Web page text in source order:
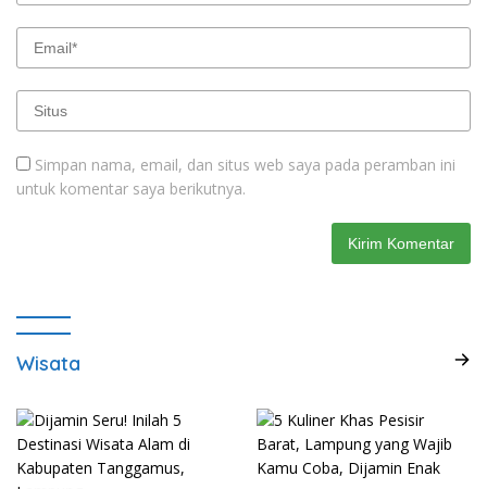
Simpan nama, email, dan situs web saya pada peramban ini
untuk komentar saya berikutnya.
Wisata